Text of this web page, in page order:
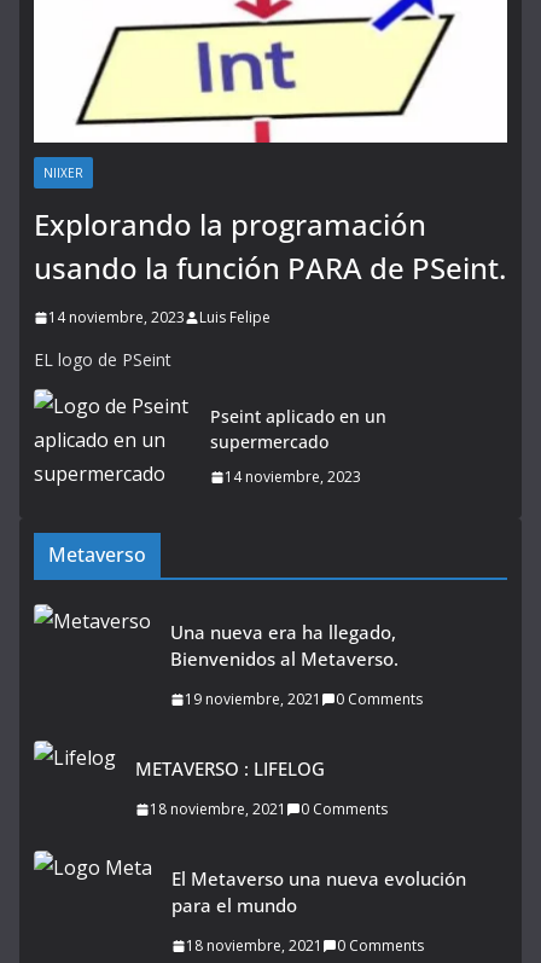
NIIXER
Explorando la programación
usando la función PARA de PSeint.
14 noviembre, 2023 Luis Felipe
EL logo de PSeint
Pseint aplicado en un
supermercado
14 noviembre, 2023
Metaverso
Una nueva era ha llegado,
Bienvenidos al Metaverso.
19 noviembre, 2021 0 Comments
METAVERSO : LIFELOG
18 noviembre, 2021 0 Comments
El Metaverso una nueva evolución
para el mundo
18 noviembre, 2021 0 Comments